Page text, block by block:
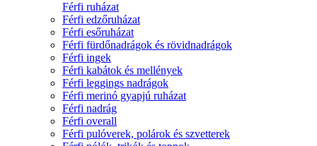
Férfi ruházat
Férfi edzőruházat
Férfi esőruházat
Férfi fürdőnadrágok és rövidnadrágok
Férfi ingek
Férfi kabátok és mellények
Férfi leggings nadrágok
Férfi merinó gyapjú ruházat
Férfi nadrág
Férfi overall
Férfi pulóverek, polárok és szvetterek